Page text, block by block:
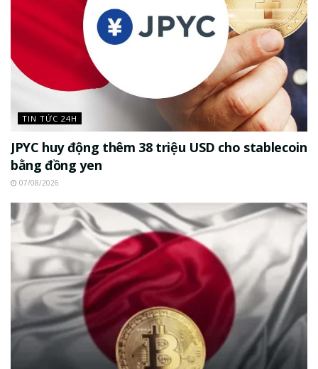
TIN TỨC 24H
JPYC huy động thêm 38 triệu USD cho stablecoin
bằng đồng yen
07/08/2026